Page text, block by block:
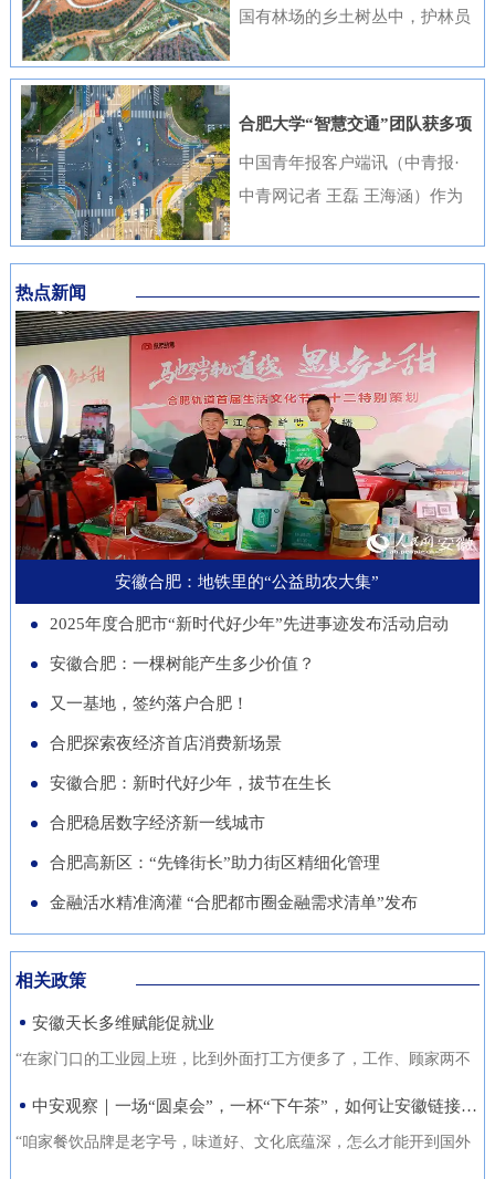
品。经过严格遴选，41件优秀作
《廉心清颂》《缝隙》等获奖作
品构思精巧、寓意深刻，将廉洁
内涵与传统文化元素相融合，充
面的扎实成效。近年来，邮储银
行安徽省分行始终将清廉金融文
化建设摆在重要位置，通过常态
化教育、制度完善与持续宣传，
推动廉洁理念内化于心、外化于
行。在开展正面宣传教育的同
时，该行也注重警示教育，特别
是面向党员领导干部开展“以案
示警、以案为戒、以案促改”专
题教育，着力构建“不敢腐、不
能腐、不想腐”的长效机制，引
态。
参会工作，已于9月20日在合肥
进博会外企（安徽）供需对接暨
投资交流活动”，会上，130余家
安徽本土知名企业与21家进博会
系。在本届进博会上，来自安徽
的科技企业带来多件实物展品在
中国馆展出，此外，淮南、池州
等地市的老字号、非遗项目也展
示安徽丰富的文化底蕴。进博八
年，安徽从一个“采购者”，努力
成为“战略合作者”，合作模式也
从单纯的“买产品”向“引技术、
促升级”深化。今年安徽交易团
负责组织新兴产业相关单位参会
招商。这一切都服务于一个更精
准的目标：通过进博会，赋能安
徽正在全力发展的重点产业，努
力推动展商变投资商。科技与开
最快汽车仰望U9、在2025机器
人足球世界杯上夺冠的人形机器
人、可
国有林场的乡土树丛中，护林员
南山区，歙县桂林国有林场的林
下基地里，农户忙着采收黄栀
林，从各自为战到联农共富，安
色变革，在守护江淮生态屏障的
同时，蹚出了一条生态效益、经
济效益、社会效益共赢的新路
径。作为全国林业大省，安徽现
有国有林场100个，经营总面积
超400万亩。近年来，安徽深入
贯彻落实习近平生态文明思想，
以国有林场改革为契机，通过创
新经营模式、拓展产业维度、深
化联农机制，让昔日“只守青山
的“助推器”、绿色经济的“新引
擎”。 扩绿兴绿护绿 筑牢美丽安
徽生态屏障清晨五点，潜山市驼
岭国有林场东风管护点，今年57
1988年参加工作起，这条巡山路
合肥大学“智慧交通”团队获多项
重要进展
中国青年报客户端讯（中青报·
中青网记者 王磊 王海涵）作为
局城市，合肥正在着力打造低空
经济“前沿阵地”。合肥大学“智
慧交通”团队正在基础理论、关
键核心技术、人才队伍、产业发
展等方面全面发力，着力支撑合
肥打造综合交通枢纽科技力量。
近年来，合肥大学智能建造与交
通学院积极布局低空交通发展新
赛道，打造安徽省智慧交通大数
据分析与应用工程实验室等学科
交叉创新平台，联合头部企业开
展低空物流、城市应急等多应用
场景技术攻关。2025年，团
队“基于无人机空天信息的高速
路施工全过程的可视化、智能化
监管需求，通过无人机与 AI 算
法结合，实现高速公路施工安全
隐患实时识别与动态预警，构建
交通领航人才实训基地建设，将
热点新闻
安徽合肥：地铁里的“公益助农大集”
2025年度合肥市“新时代好少年”先进事迹发布活动启动
安徽合肥：一棵树能产生多少价值？
又一基地，签约落户合肥！
合肥探索夜经济首店消费新场景
安徽合肥：新时代好少年，拔节在生长
合肥稳居数字经济新一线城市
合肥高新区：“先锋街长”助力街区精细化管理
金融活水精准滴灌 “合肥都市圈金融需求清单”发布
相关政策
安徽天长多维赋能促就业
“在家门口的工业园上班，比到外面打工方便多了，工作、顾家两不
中安观察｜一场“圆桌会”，一杯“下午茶”，如何让安徽链接世界？
“咱家餐饮品牌是老字号，味道好、文化底蕴深，怎么才能开到国外